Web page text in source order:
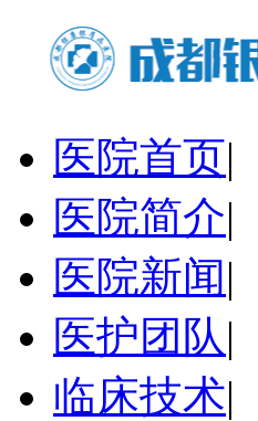
医院首页|
医院简介|
医院新闻|
医护团队|
临床技术|